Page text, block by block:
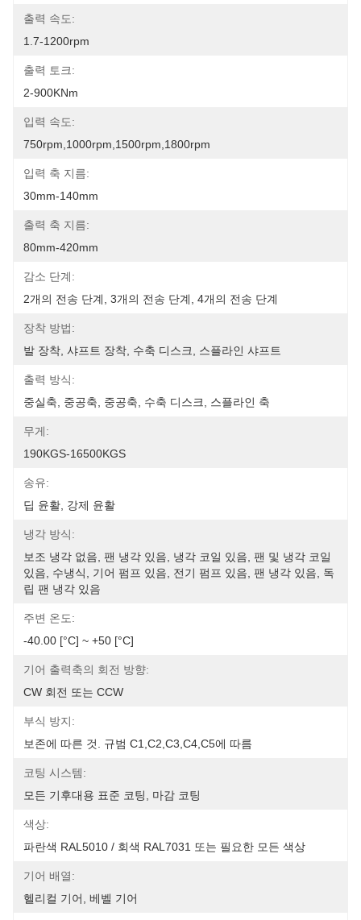
출력 속도:
1.7-1200rpm
출력 토크:
2-900KNm
입력 속도:
750rpm,1000rpm,1500rpm,1800rpm
입력 축 지름:
30mm-140mm
출력 축 지름:
80mm-420mm
감소 단계:
2개의 전송 단계, 3개의 전송 단계, 4개의 전송 단계
장착 방법:
발 장착, 샤프트 장착, 수축 디스크, 스플라인 샤프트
출력 방식:
중실축, 중공축, 중공축, 수축 디스크, 스플라인 축
무게:
190KGS-16500KGS
송유:
딥 윤활, 강제 윤활
냉각 방식:
보조 냉각 없음, 팬 냉각 있음, 냉각 코일 있음, 팬 및 냉각 코일
있음, 수냉식, 기어 펌프 있음, 전기 펌프 있음, 팬 냉각 있음, 독
립 팬 냉각 있음
주변 온도:
-40.00 [°C] ~ +50 [°C]
기어 출력축의 회전 방향:
CW 회전 또는 CCW
부식 방지:
보존에 따른 것. 규범 C1,C2,C3,C4,C5에 따름
코팅 시스템:
모든 기후대용 표준 코팅, 마감 코팅
색상:
파란색 RAL5010 / 회색 RAL7031 또는 필요한 모든 색상
기어 배열:
헬리컬 기어, 베벨 기어